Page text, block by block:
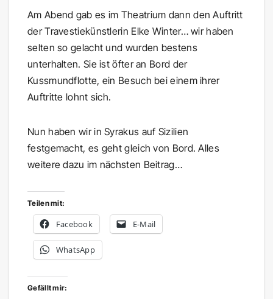
Am Abend gab es im Theatrium dann den Auftritt
der Travestiekünstlerin Elke Winter… wir haben
selten so gelacht und wurden bestens
unterhalten. Sie ist öfter an Bord der
Kussmundflotte, ein Besuch bei einem ihrer
Auftritte lohnt sich.
Nun haben wir in Syrakus auf Sizilien
festgemacht, es geht gleich von Bord. Alles
weitere dazu im nächsten Beitrag…
Teilen mit:
Facebook E-Mail
WhatsApp
Gefällt mir: